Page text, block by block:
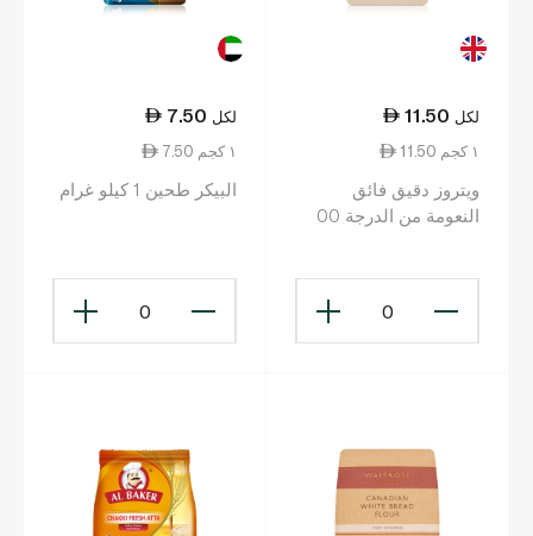
11.50 لكل
11.50 ١ كجم
ويتروز دقيق فائق
النعومة من الدرجة 00
0
7.50 لكل
7.50 ١ كجم
البيكر طحين 1 كيلو غرام
0